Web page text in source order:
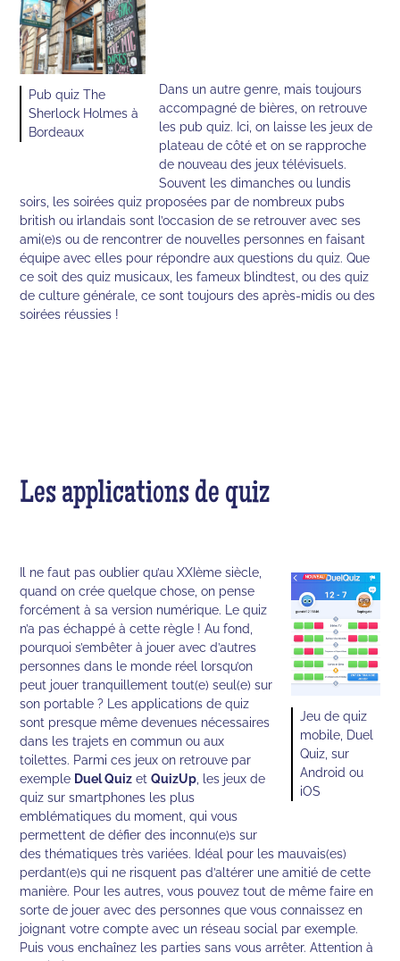
Pub quiz The
Sherlock Holmes à
Bordeaux
Dans un autre genre, mais toujours
accompagné de bières, on retrouve
les pub quiz. Ici, on laisse les jeux de
plateau de côté et on se rapproche
de nouveau des jeux télévisuels.
Souvent les dimanches ou lundis
soirs, les soirées quiz proposées par de nombreux pubs
british ou irlandais sont l’occasion de se retrouver avec ses
ami(e)s ou de rencontrer de nouvelles personnes en faisant
équipe avec elles pour répondre aux questions du quiz. Que
ce soit des quiz musicaux, les fameux blindtest, ou des quiz
de culture générale, ce sont toujours des après-midis ou des
soirées réussies !
Les applications de quiz
Jeu de quiz
mobile, Duel
Quiz, sur
Android ou
iOS
Il ne faut pas oublier qu’au XXIème siècle,
quand on crée quelque chose, on pense
forcément à sa version numérique. Le quiz
n’a pas échappé à cette règle ! Au fond,
pourquoi s’embêter à jouer avec d’autres
personnes dans le monde réel lorsqu’on
peut jouer tranquillement tout(e) seul(e) sur
son portable ? Les applications de quiz
sont presque même devenues nécessaires
dans les trajets en commun ou aux
toilettes. Parmi ces jeux on retrouve par
exemple Duel Quiz etQuizUp , les jeux de
quiz sur smartphones les plus
emblématiques du moment, qui vous
permettent de défier des inconnu(e)s sur
des thématiques très variées. Idéal pour les mauvais(es)
perdant(e)s qui ne risquent pas d’altérer une amitié de cette
manière. Pour les autres, vous pouvez tout de même faire en
sorte de jouer avec des personnes que vous connaissez en
joignant votre compte avec un réseau social par exemple.
Puis vous enchaînez les parties sans vous arrêter. Attention à